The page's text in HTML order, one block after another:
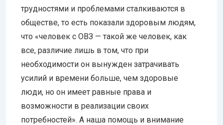
трудностями и проблемами сталкиваются в
обществе, то есть показали здоровым людям,
что «человек с ОВЗ — такой же человек, как
все, различие лишь в том, что при
необходимости он вынужден затрачивать
усилий и времени больше, чем здоровые
люди, но он имеет равные права и
возможности в реализации своих
потребностей». А наша помощь и внимание